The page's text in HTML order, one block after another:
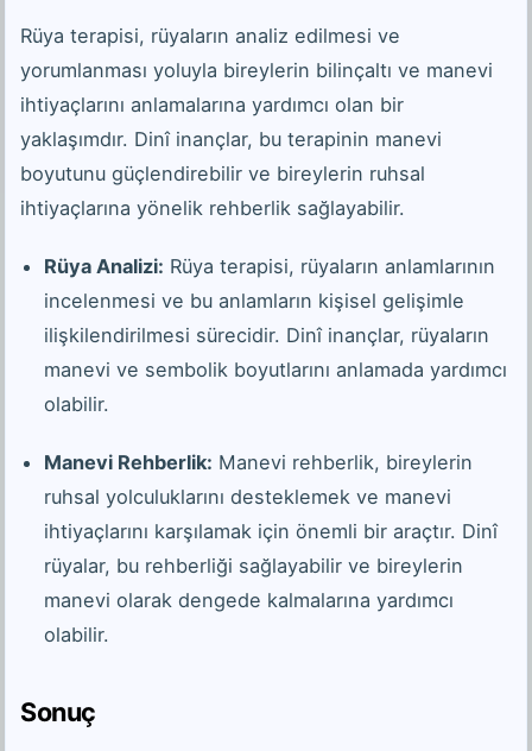
Rüya terapisi, rüyaların analiz edilmesi ve
yorumlanması yoluyla bireylerin bilinçaltı ve manevi
ihtiyaçlarını anlamalarına yardımcı olan bir
yaklaşımdır. Dinî inançlar, bu terapinin manevi
boyutunu güçlendirebilir ve bireylerin ruhsal
ihtiyaçlarına yönelik rehberlik sağlayabilir.
Rüya Analizi: Rüya terapisi, rüyaların anlamlarının
incelenmesi ve bu anlamların kişisel gelişimle
ilişkilendirilmesi sürecidir. Dinî inançlar, rüyaların
manevi ve sembolik boyutlarını anlamada yardımcı
olabilir.
Manevi Rehberlik: Manevi rehberlik, bireylerin
ruhsal yolculuklarını desteklemek ve manevi
ihtiyaçlarını karşılamak için önemli bir araçtır. Dinî
rüyalar, bu rehberliği sağlayabilir ve bireylerin
manevi olarak dengede kalmalarına yardımcı
olabilir.
Sonuç